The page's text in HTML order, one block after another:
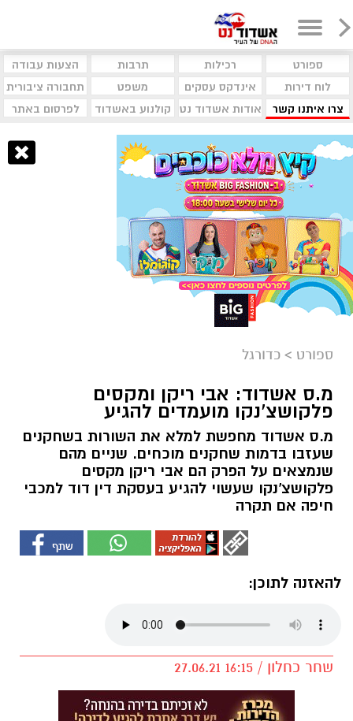
ספורט רכילות תרבות
הצעות עבודה
לוח דירות
אינדקס עסקים משפט
תחבורה ציבורית
צרו איתנו קשר
אודות אשדוד נט קולנוע באשדוד לפרסום באתר
ספורט > כדורגל
מ.ס אשדוד: אבי ריקן ומקסים
פלקושצ'נקו מועמדים להגיע
מ.ס אשדוד מחפשת למלא את השורות בשחקנים
שעזבו בדמות שחקנים מוכחים. שניים מהם
שנמצאים על הפרק הם אבי ריקן מקסים
פלקושצ'נקו שעשוי להגיע בעסקת דין דוד למכבי
חיפה אם תקרה
להאזנה לתוכן:
שחר כחלון / 16:15 27.06.21